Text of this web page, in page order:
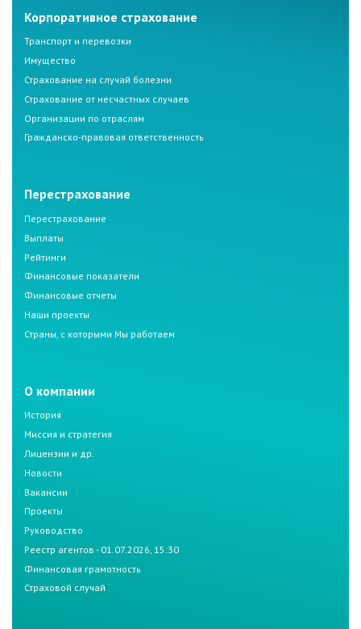
Корпоративное страхование
Транспорт и перевозки
Имущество
Страхование на случай болезни
Страхование от несчастных случаев
Организации по отраслям
Гражданско-правовая ответственность
Перестрахование
Перестрахование
Выплаты
Рейтинги
Финансовые показатели
Финансовые отчеты
Наши проекты
Страны, с которыми Мы работаем
О компании
История
Миссия и стратегия
Лицензии и др.
Новости
Вакансии
Проекты
Руководство
Реестр агентов - 01.07.2026, 15:30
Финансовая грамотность
Страховой случай